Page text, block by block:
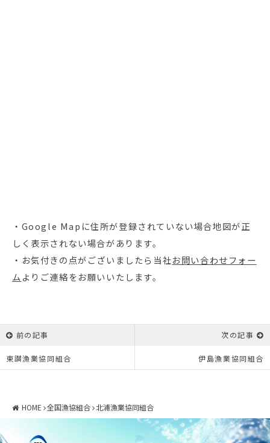
・Google Mapに住所が登録されていない場合地図が正
しく表示されない場合があります。
・お気付きの点がございましたら当社お問い合わせフォー
ムよりご連絡をお願いいたします。
前の記事
東讃漁業協同組合
次の記事
伊島漁業協同組合
HOME 全国漁協組合 北浦漁業協同組合